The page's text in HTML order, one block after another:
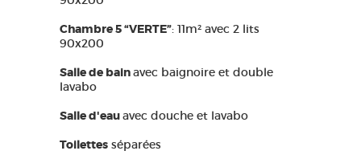
Chambre 5 “VERTE”: 11m² avec 2 lits
90x200
Salle de bainavec baignoire et double
lavabo
Salle d'eauavec douche et lavabo
Toilettes séparées